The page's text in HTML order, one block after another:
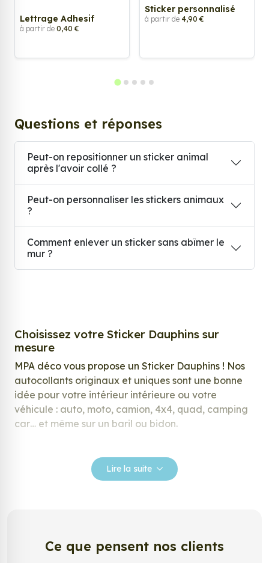
Lettrage Adhesif
à partir de 0,40 €
Sticker personnalisé
à partir de 4,90 €
Questions et réponses
Peut-on repositionner un sticker animal
après l'avoir collé ?
Peut-on personnaliser les stickers animaux
?
Comment enlever un sticker sans abîmer le
mur ?
Choisissez votre Sticker Dauphins sur
mesure
MPA déco vous propose un Sticker Dauphins ! Nos
autocollants originaux et uniques sont une bonne
idée pour votre intérieur intérieure ou votre
véhicule : auto, moto, camion, 4x4, quad, camping
car… et même sur un baril ou bidon.
répondre à vos attentes, laissez vous inspirer parmi
notre large gamme de stickers.
aussi connus sous le nom d’autocollant, d’adhésifs
Lire la suite
Ce que pensent nos clients